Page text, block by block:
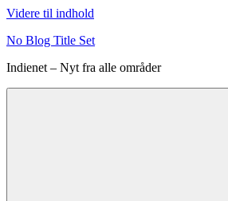
Videre til indhold
No Blog Title Set
Indienet – Nyt fra alle områder